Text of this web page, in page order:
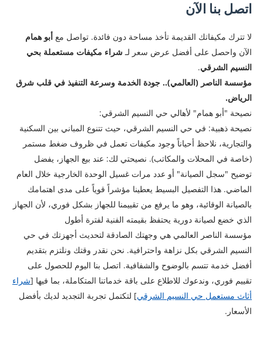
اتصل بنا الآن
​لا تترك مكيفاتك القديمة تأخذ مساحة دون فائدة. تواصل مع أبو همام
الآن واحصل على أفضل عرض سعر لـشراء مكيفات مستعملة بحي
النسيم الشرقي.
مؤسسة الناصر (العالمي).. جودة الخدمة وسرعة التنفيذ في قلب شرق
الرياض.
نصيحة "أبو همام" لأهالي حي النسيم الشرقي:
​نصيحة ذهبية: في حي النسيم الشرقي، حيث تتنوع المباني بين السكنية
والتجارية، نلاحظ أحياناً وجود مكيفات تعمل في ظروف ضغط مستمر
(خاصة في المحلات والمكاتب). نصيحتي لك: عند بيع الجهاز، يفضل
توضيح "سجل الصيانة" أو عدد مرات غسيل الوحدة الخارجية خلال العام
الماضي. هذا التفصيل البسيط يعطينا مؤشراً قوياً على مدى اهتمامك
بالصيانة الوقائية، وهو ما يرفع من تقييمنا للجهاز بشكل فوري، لأن الجهاز
الذي خضع لصيانة دورية يحتفظ بقيمته الفنية لفترة أطول
مؤسسة الناصر العالمي هي وجهتك الصادقة لتحديث أجهزتك في حي
النسيم الشرقي بكل نزاهة واحترافية. نحن نقدر وقتك ونلتزم بتقديم
أفضل خدمة تتسم بالوضوح والشفافية. اتصل بنا اليوم للحصول على
تقييم فوري، وندعوك للاطلاع على باقة خدماتنا المتكاملة، بما فيها [شراء
أثاث مستعمل حي النسيم الشرقي] لتكتمل تجربة التجديد لديك بأفضل
الأسعار.